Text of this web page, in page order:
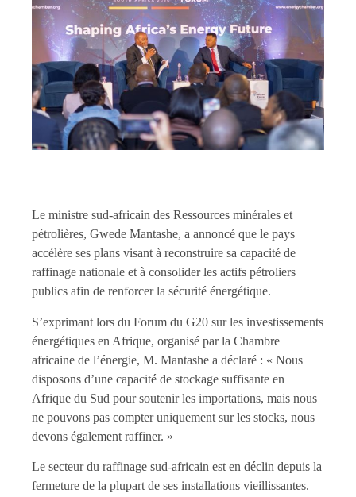
Le ministre sud-africain des Ressources minérales et
pétrolières, Gwede Mantashe, a annoncé que le pays
accélère ses plans visant à reconstruire sa capacité de
raffinage nationale et à consolider les actifs pétroliers
publics afin de renforcer la sécurité énergétique.
S’exprimant lors du Forum du G20 sur les investissements
énergétiques en Afrique, organisé par la Chambre
africaine de l’énergie, M. Mantashe a déclaré : « Nous
disposons d’une capacité de stockage suffisante en
Afrique du Sud pour soutenir les importations, mais nous
ne pouvons pas compter uniquement sur les stocks, nous
devons également raffiner. »
Le secteur du raffinage sud-africain est en déclin depuis la
fermeture de la plupart de ses installations vieillissantes.